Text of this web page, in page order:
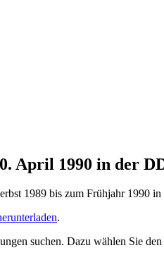
April 1990 in der
1989 bis zum Frühjahr 1990
.
suchen. Dazu wählen Sie